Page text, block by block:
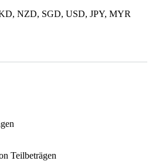
NZD, SGD, USD, JPY, MYR
Teilbeträgen